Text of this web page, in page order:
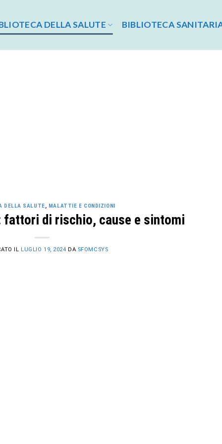
DELLA SALUTE BIBLIOTECA
DELLA SALUTE, MALATTIE E CONDIZIONI
fattori di rischio, cause e sintomi
IL LUGLIO 19, 2024 DA SFOMCSYS